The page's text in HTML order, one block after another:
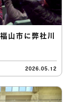
山市に弊社川
2026.05.12